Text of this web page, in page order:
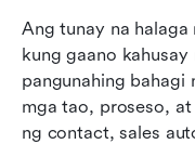
Ang tunay na halaga
kung gaano
pangunahing bahagi
mga tao, proseso,
ng contact, sales